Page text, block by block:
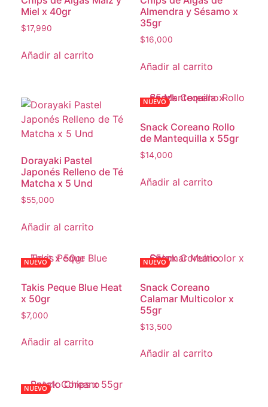
Miel x 40gr
$17,990
Añadir al carrito
Almendra y Sésamo x
35gr
$16,000
Añadir al carrito
Dorayaki Pastel
Japonés Relleno de Té
Matcha x 5 Und
$55,000
Añadir al carrito
NUEVO
Snack Coreano Rollo
de Mantequilla x 55gr
$14,000
Añadir al carrito
NUEVO
Takis Peque Blue Heat
x 50gr
$7,000
Añadir al carrito
NUEVO
Snack Coreano
Calamar Multicolor x
55gr
$13,500
Añadir al carrito
NUEVO